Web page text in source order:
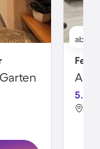
ab
5.0